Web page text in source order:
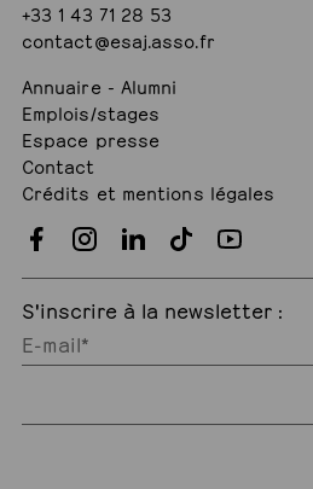
+33 1 43 71 28 53
contact@esaj.asso.fr
Annuaire - Alumni
Emplois/stages
Espace presse
Contact
Crédits et mentions légales
S'inscrire à la newsletter :